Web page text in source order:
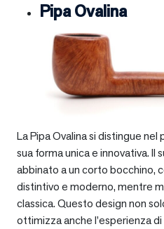
Pipa Ovalina
La Pipa Ovalina si distingue
sua forma unica e innovativa. Il
abbinato a un corto bocchino,
distintivo e moderno, mentre
classica. Questo design non
ottimizza anche l’esperienza